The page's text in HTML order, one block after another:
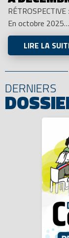
RÉTROSPECTIVE
En octobre
LIRE LA
DERNIERS